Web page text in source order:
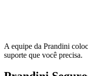
A equipe da Prandini
suporte que você precisa.